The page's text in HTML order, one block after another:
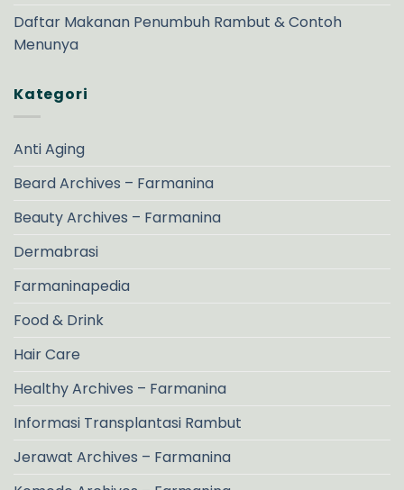
Daftar Makanan Penumbuh Rambut & Contoh
Menunya
Kategori
Anti Aging
Beard Archives – Farmanina
Beauty Archives – Farmanina
Dermabrasi
Farmaninapedia
Food & Drink
Hair Care
Healthy Archives – Farmanina
Informasi Transplantasi Rambut
Jerawat Archives – Farmanina